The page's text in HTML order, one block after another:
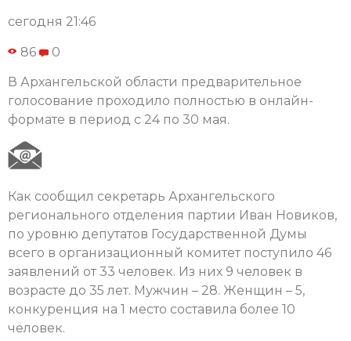
сегодня 21:46
86 0
В Архангельской области предварительное
голосование проходило полностью в онлайн-
формате в период c 24 по 30 мая.
Как сообщил секретарь Архангельского
регионального отделения партии Иван Новиков,
по уровню депутатов Государственной Думы
всего в организационный комитет поступило 46
заявлений от 33 человек. Из них 9 человек в
возрасте до 35 лет. Мужчин – 28. Женщин – 5,
конкуренция на 1 место составила более 10
человек.